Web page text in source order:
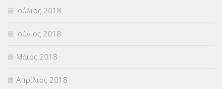
Ιούλιος 2018
Ιούνιος 2018
Μάιος 2018
Απρίλιος 2018